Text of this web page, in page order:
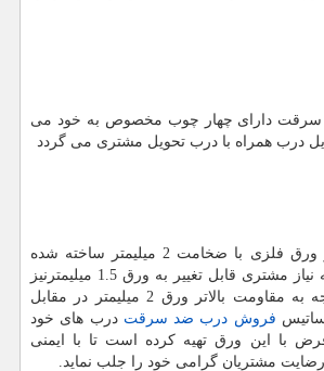
دارای چهار چوب مخصوص به خود می
درب همراه با درب تحویل مشتری می گردد
چهارچوب درب ها از ورق فلزی با ضخامت 2 میلیمتر ساخته شده
است که البته با توجه نیاز مشتری قابل تغییر به ورق 1.5 میلیمترنیز
می باشد البته با توجه به مقاومت بالاتر ورق 2 میلیمتر در مقابل
فروش درب ضد سرقت درب های خود
با این ورق تهیه کرده است تا با ایمنی
رضایت مشتریان گرامی خود را جلب نماید.